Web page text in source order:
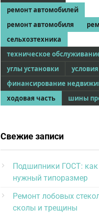
ремонт автомобилей
ремонт автомобиля
сельхозтехника
техническое
углы установки
финансирование
ходовая часть
шины
Свежие записи
Подшипники ГОСТ: как
нужный типоразмер
Ремонт лобовых
сколы и трещины